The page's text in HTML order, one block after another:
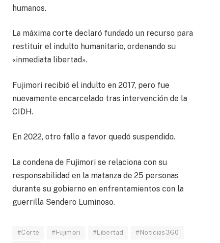
humanos.
La máxima corte declaró fundado un recurso para
restituir el indulto humanitario, ordenando su
«inmediata libertad».
Fujimori recibió el indulto en 2017, pero fue
nuevamente encarcelado tras intervención de la
CIDH.
En 2022, otro fallo a favor quedó suspendido.
La condena de Fujimori se relaciona con su
responsabilidad en la matanza de 25 personas
durante su gobierno en enfrentamientos con la
guerrilla Sendero Luminoso.
#Corte #Fujimori #Libertad #Noticias360